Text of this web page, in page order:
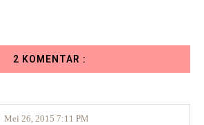
2 KOMENTAR :
Mei 26, 2015 7:11 PM